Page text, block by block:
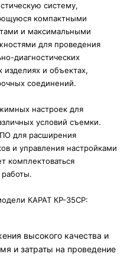
систему,
компактными
и максимальными
для проведения
диагностических
и объектах,
соединений.
настроек для
условий съемки.
для расширения
и управления настройками
комплектоваться
КАРАТ КР-35СР:
высокого качества и
и затраты на проведение